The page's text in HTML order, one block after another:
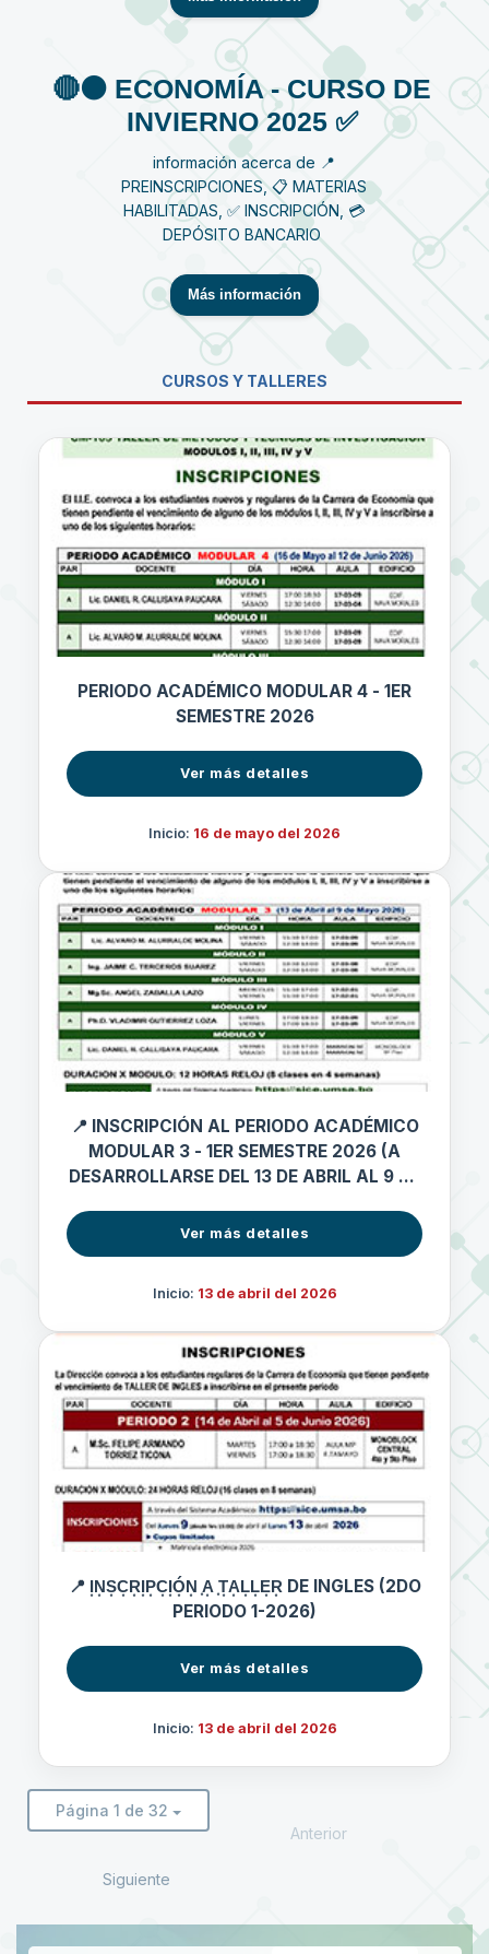
🔴⚫️ ECONOMÍA - CURSO DE
INVIERNO 2025 ✅
información acerca de 📍
PREINSCRIPCIONES, 📋 MATERIAS
HABILITADAS, ✅ INSCRIPCIÓN, 💳
DEPÓSITO BANCARIO
Más información
CURSOS Y TALLERES
PERIODO ACADÉMICO MODULAR 4 - 1ER
SEMESTRE 2026
Ver más detalles
Inicio: 16 de mayo del 2026
📍 INSCRIPCIÓN AL PERIODO ACADÉMICO
MODULAR 3 - 1ER SEMESTRE 2026 (A
DESARROLLARSE DEL 13 DE ABRIL AL 9 DE
Ver más detalles
Inicio: 13 de abril del 2026
📍 I͙N͙S͙C͙R͙I͙P͙C͙I͙Ó͙N͙ ͙A͙ ͙T͙A͙L͙L͙E͙R͙ DE INGLES (2DO
PERIODO 1-2026)
Ver más detalles
Inicio: 13 de abril del 2026
Página 1 de 32
Anterior
Siguiente